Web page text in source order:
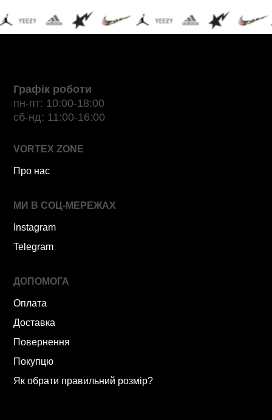
Графік роботи
пн-пт: 10:00-18:00
сб-нд: 11:00-16:00
VORTEX ZONE
Про нас
МИ В СОЦ-МЕРЕЖАХ
Instagram
Telegram
ДОПОМОГА
Оплата
Доставка
Повернення
Покупцю
Як обрати правильний розмір?